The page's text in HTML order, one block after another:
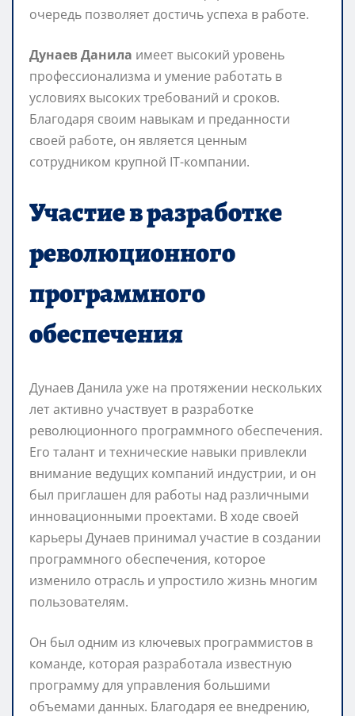
очередь позволяет достичь успеха в работе.
Дунаев Данила имеет высокий уровень
профессионализма и умение работать в
условиях высоких требований и сроков.
Благодаря своим навыкам и преданности
своей работе, он является ценным
сотрудником крупной IT-компании.
Участие в разработке
революционного
программного
обеспечения
Дунаев Данила уже на протяжении нескольких
лет активно участвует в разработке
революционного программного обеспечения.
Его талант и технические навыки привлекли
внимание ведущих компаний индустрии, и он
был приглашен для работы над различными
инновационными проектами. В ходе своей
карьеры Дунаев принимал участие в создании
программного обеспечения, которое
изменило отрасль и упростило жизнь многим
пользователям.
Он был одним из ключевых программистов в
команде, которая разработала известную
программу для управления большими
объемами данных. Благодаря ее внедрению,